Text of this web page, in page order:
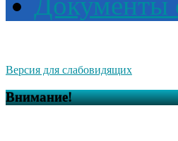
Версия для слабовидящих
Внимание!